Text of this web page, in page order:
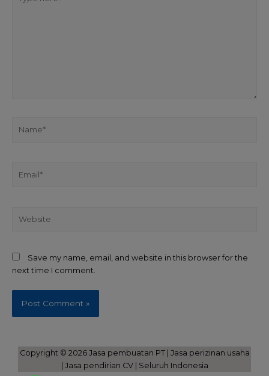
Save my name, email, and website in this browser for the
next time I comment.
Copyright © 2026 Jasa pembuatan PT | Jasa perizinan usaha
| Jasa pendirian CV | Seluruh Indonesia